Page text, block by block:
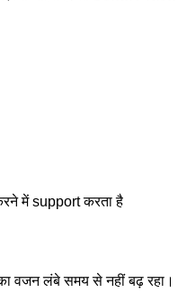
में support करता है
वजन लंबे समय से नहीं बढ़ रहा।